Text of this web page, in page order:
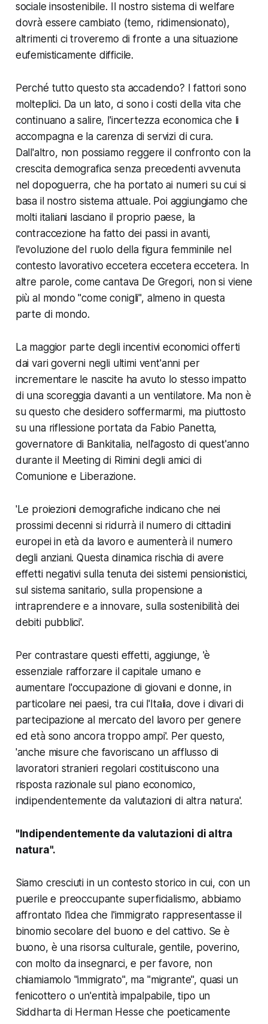
sociale insostenibile. Il nostro sistema di welfare
dovrà essere cambiato (temo, ridimensionato),
altrimenti ci troveremo di fronte a una situazione
eufemisticamente difficile.
Perché tutto questo sta accadendo? I fattori sono
molteplici. Da un lato, ci sono i costi della vita che
continuano a salire, l'incertezza economica che li
accompagna e la carenza di servizi di cura.
Dall'altro, non possiamo reggere il confronto con la
crescita demografica senza precedenti avvenuta
nel dopoguerra, che ha portato ai numeri su cui si
basa il nostro sistema attuale. Poi aggiungiamo che
molti italiani lasciano il proprio paese, la
contraccezione ha fatto dei passi in avanti,
l'evoluzione del ruolo della figura femminile nel
contesto lavorativo eccetera eccetera eccetera. In
altre parole, come cantava De Gregori, non si viene
più al mondo "come conigli", almeno in questa
parte di mondo.
La maggior parte degli incentivi economici offerti
dai vari governi negli ultimi vent'anni per
incrementare le nascite ha avuto lo stesso impatto
di una scoreggia davanti a un ventilatore. Ma non è
su questo che desidero soffermarmi, ma piuttosto
su una riflessione portata da Fabio Panetta,
governatore di Bankitalia, nell'agosto di quest'anno
durante il Meeting di Rimini degli amici di
Comunione e Liberazione.
'Le proiezioni demografiche indicano che nei
prossimi decenni si ridurrà il numero di cittadini
europei in età da lavoro e aumenterà il numero
degli anziani. Questa dinamica rischia di avere
effetti negativi sulla tenuta dei sistemi pensionistici,
sul sistema sanitario, sulla propensione a
intraprendere e a innovare, sulla sostenibilità dei
debiti pubblici'.
Per contrastare questi effetti, aggiunge, 'è
essenziale rafforzare il capitale umano e
aumentare l'occupazione di giovani e donne, in
particolare nei paesi, tra cui l'Italia, dove i divari di
partecipazione al mercato del lavoro per genere
ed età sono ancora troppo ampi'. Per questo,
'anche misure che favoriscano un afflusso di
lavoratori stranieri regolari costituiscono una
risposta razionale sul piano economico,
indipendentemente da valutazioni di altra natura'.
"Indipendentemente da valutazioni di altra
natura".
Siamo cresciuti in un contesto storico in cui, con un
puerile e preoccupante superficialismo, abbiamo
affrontato l'idea che l'immigrato rappresentasse il
binomio secolare del buono e del cattivo. Se è
buono, è una risorsa culturale, gentile, poverino,
con molto da insegnarci, e per favore, non
chiamiamolo "immigrato", ma "migrante", quasi un
fenicottero o un'entità impalpabile, tipo un
Siddharta di Herman Hesse che poeticamente